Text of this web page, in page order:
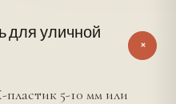
для уличной
+
5-10 мм или